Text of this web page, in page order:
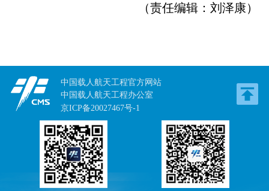
（责任编辑：刘泽康）
中国载人航天工程官方网站
中国载人航天工程办公室
京ICP备20027467号-1